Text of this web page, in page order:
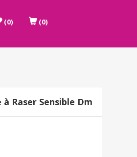
(0) (0)
Raser Sensible Dm